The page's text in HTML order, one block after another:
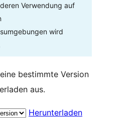
Verwendung auf
wird
bestimmte Version
aus.
Herunterladen